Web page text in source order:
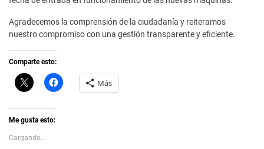
Agradecemos la comprensión de la ciudadanía y reiteramos
nuestro compromiso con una gestión transparente y eficiente.
Comparte esto:
C
l
k
t
s
h
H
a Más
Me gusta esto:
Cargando...